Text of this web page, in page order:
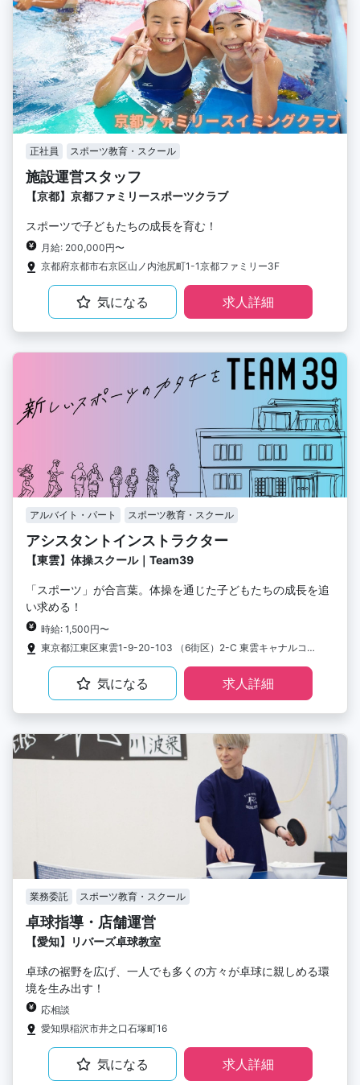
正社員 スポーツ教育・スクール
施設運営スタッフ
【京都】京都ファミリースポーツクラブ
スポーツで子どもたちの成長を育む！
月給: 200,000円〜
京都府京都市右京区山ノ内池尻町1-1京都ファミリー3F
気になる 求人詳細
アルバイト・パート スポーツ教育・スクール
アシスタントインストラクター
【東雲】体操スクール｜Team39
「スポーツ」が合言葉。体操を通じた子どもたちの成長を追
い求める！
時給: 1,500円〜
東京都江東区東雲1-9-20-103 （6街区）2-C 東雲キャナルコート1階
気になる 求人詳細
業務委託 スポーツ教育・スクール
卓球指導・店舗運営
【愛知】リバーズ卓球教室
卓球の裾野を広げ、一人でも多くの方々が卓球に親しめる環
境を生み出す！
応相談
愛知県稲沢市井之口石塚町16
気になる 求人詳細